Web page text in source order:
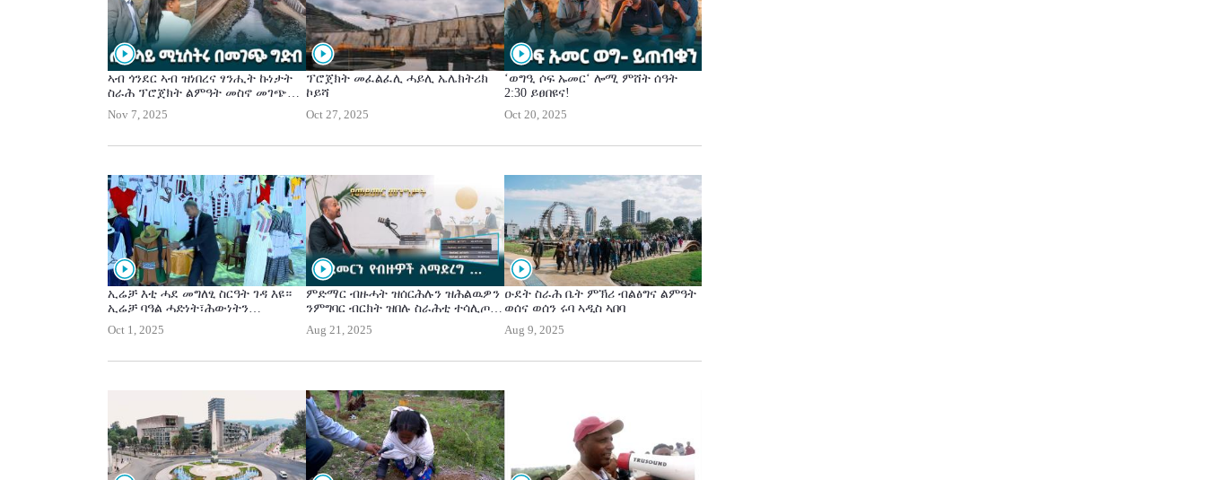
ኣብ ጎንደር ኣብ ዝነበረና ፃንሒት ኩነታት
ስራሕ ፕሮጀክት ልምዓት መስኖ መገጭ
ሄክታር ዝዓረፈ እንትኸውን 17000 ሄክታር
ትፅቢት ይግበር። ቁልፊ እቲ ፕሮጀክት
እዩ። እቶም ዝተረፉ ስራሕቲ እውን ኣብ
ዝተትሓዘሎም ግዜ ገደብ እናተሳለጡ እዮም
ዝርከቡ። ግድብ መገጭ ኣብ ዝዛዘመሉ
እዋን መፍረያይነት ግብርና እቲ ከባቢ ዘዕቢ
ክኸውን እዩ። ቀዳማይ ሚኒስትር ዐቢይ
ኣሕመድ(ዶ/ር)
Nov 7, 2025
ፕሮጀክት መፈልፈሊ ሓይሊ ኤሌክትሪክ
ኮይሻ
Oct 27, 2025
‘ወግዒ ሶፍ ኡመር‘ ሎሚ ምሸት ሰዓት
2:30 ይፀበዩና!
Oct 20, 2025
ኢሬቻ እቲ ሓደ መግለፂ ስርዓት ገዳ እዩ።
ኢሬቻ ባዓል ሓድነት፣ሕውነትን
ኢሬቻን ካልኦትን ምዝውታር ምልባስ
እናኾነ መፂኡ ኣሎ።
Oct 1, 2025
ምድማር ብዙሓት ዝሰርሕሉን ዝሕልዉዎን
ንምግባር ብርክት ዝበሉ ስራሕቲ ተሳሊጦም
ኣሕመድ(ዶ/ር)
Aug 21, 2025
ዑደት ስራሕ ቤት ምኽሪ ብልፅግና ልምዓት
ወሰና ወሰን ሩባ ኣዲስ ኣበባ
Aug 9, 2025